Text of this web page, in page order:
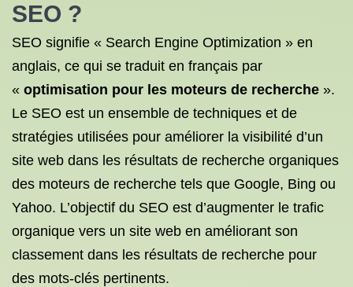
SEO ?
SEO signifie « Search Engine Optimization » en
anglais, ce qui se traduit en français par
« optimisation pour les moteurs de recherche ».
Le SEO est un ensemble de techniques et de
stratégies utilisées pour améliorer la visibilité d’un
site web dans les résultats de recherche organiques
des moteurs de recherche tels que Google, Bing ou
Yahoo. L’objectif du SEO est d’augmenter le trafic
organique vers un site web en améliorant son
classement dans les résultats de recherche pour
des mots-clés pertinents.